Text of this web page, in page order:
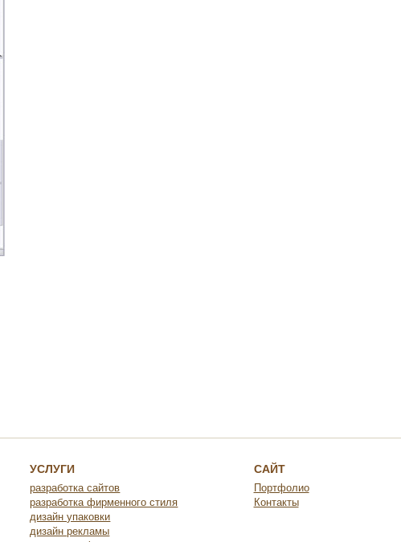
УСЛУГИ
разработка сайтов
разработка фирменного стиля
дизайн упаковки
дизайн рекламы
САЙТ
Портфолио
Контакты